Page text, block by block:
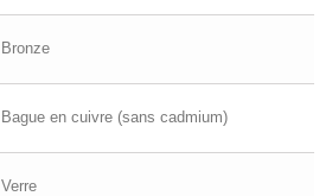
Bronze
Bague en cuivre (sans cadmium)
Verre